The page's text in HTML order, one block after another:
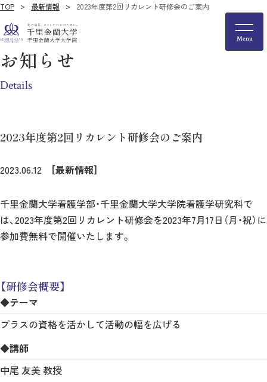
TOP 最新情報 2023年度第2回リカレント研修会のご案内
お知らせ
Details
2023年度第2回リカレント研修会のご案内
2023.06.12 ［最新情報］
千里金蘭大学看護学部・千里金蘭大学大学院看護学研究科で
は、2023年度第2回リカレント研修会を2023年7月17日（月・祝）に
参加費無料で開催いたします。
【研修会概要】
◆テーマ
プラスの資格を活かして活動の幅を広げる
◆講師
中尾 友美 教授